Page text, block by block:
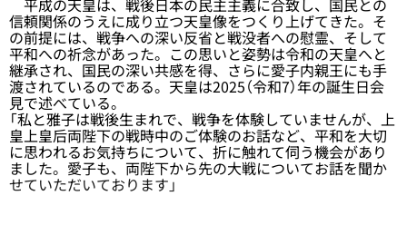
平成の天皇は、戦後日本の民主主義に合致し、国民との
信頼関係のうえに成り立つ天皇像をつくり上げてきた。そ
の前提には、戦争への深い反省と戦没者への慰霊、そして
平和への祈念があった。この思いと姿勢は令和の天皇へと
継承され、国民の深い共感を得、さらに愛子内親王にも手
渡されているのである。天皇は2025（令和7）年の誕生日会
見で述べている。
「私と雅子は戦後生まれで、戦争を体験していませんが、上
皇上皇后両陛下の戦時中のご体験のお話など、平和を大切
に思われるお気持ちについて、折に触れて伺う機会があり
ました。愛子も、両陛下から先の大戦についてお話を聞か
せていただいております」